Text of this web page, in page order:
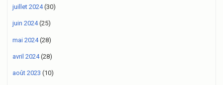
juillet 2024(30)
juin 2024(25)
mai 2024(28)
avril 2024(28)
août 2023 (10)